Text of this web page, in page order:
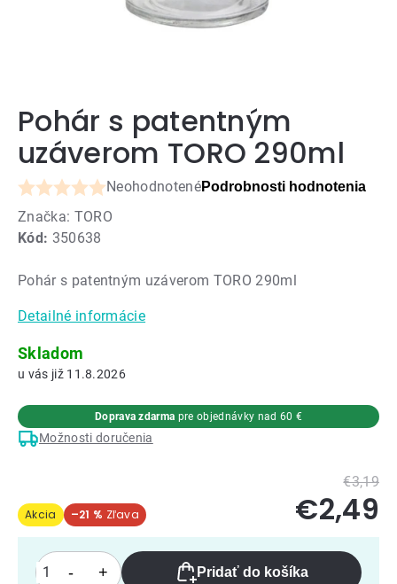
Pohár s patentným
uzáverom TORO 290ml
Kód: 350638
Priemerné
hodnotenie
produktu
0,0
5
hviezdičiek.
NeohodnotenéPodrobnosti hodnotenia
Značka: TORO
Pridať do košíka
Pohár s patentným uzáverom TORO 290ml
Detailné informácie
Skladom
11.8.2026
Možnosti doručenia
Doprava zdarma pre objednávky nad 60 €
Akcia –21 %
€3,19
€2,49